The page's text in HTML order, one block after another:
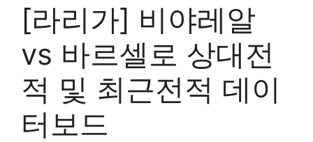
[라리가] 비야레알
vs 바르셀로 상대전
적 및 최근전적 데이
터보드